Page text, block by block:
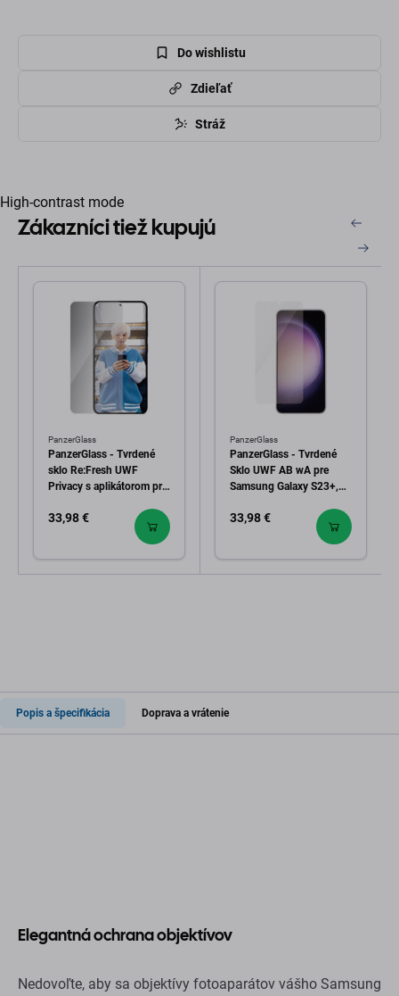
Do wishlistu
Zdieľať
Stráž
High-contrast mode
Zákazníci tiež kupujú
PanzerGlass
PanzerGlass - Tvrdené
sklo Re:Fresh UWF
Privacy s aplikátorom pre
čierna
33,98 €
PanzerGlass
PanzerGlass - Tvrdené
Sklo UWF AB wA pre
Samsung Galaxy S23+,
33,98 €
Popis a špecifikácia Doprava a vrátenie
Elegantná ochrana objektívov
Nedovoľte, aby sa objektívy fotoaparátov vášho Samsung